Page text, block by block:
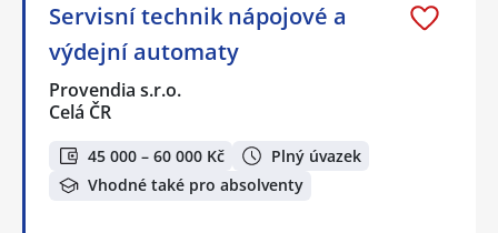
Servisní technik nápojové a
výdejní automaty
Provendia s.r.o.
Celá ČR
45 000 – 60 000 Kč
Plný úvazek
Vhodné také pro absolventy